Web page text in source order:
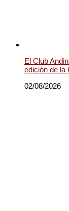
El Club
edición de la
02/08/2026